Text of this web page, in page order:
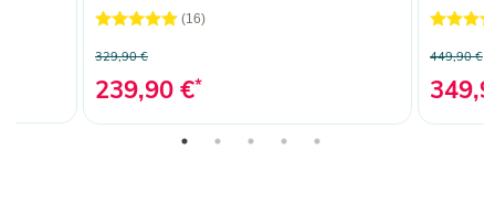
(16)
329,90 €
239,90 €*
449,90 €